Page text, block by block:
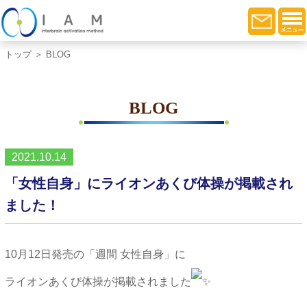
トップ＞ BLOG
BLOG
2021.10.14
「女性自身」にライオンあくび体操が掲載され
ました！
10月12日発売の「週間 女性自身」に
ライオンあくび体操が掲載されました